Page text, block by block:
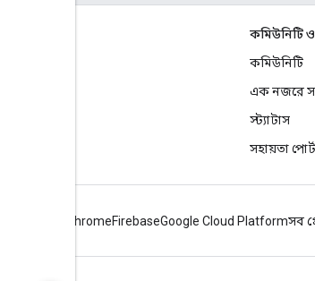
কমিউনিটি
কমিউনিটি
এক নজরে
স্ট্যাটাস
সহায়তা
ChromeFirebaseGoogle Cloud Platformসব